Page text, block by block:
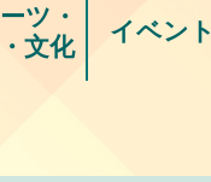
ツ・
文化
イベント